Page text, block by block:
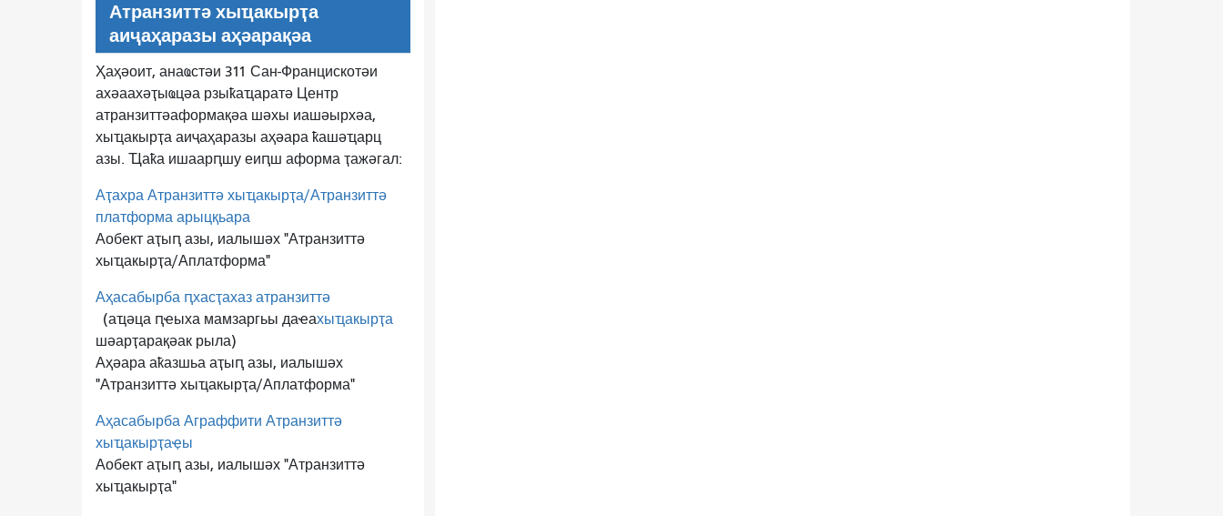
Атранзиттә хыҵакырҭа
аиҷаҳаразы аҳәарақәа
Ҳаҳәоит, анаҩстәи 311 Сан-Францискотәи
ахәаахәҭыҩцәа рзыҟаҵаратә Центр
аформақәа шәхы иашәырхәа,
атранзиттә
хыҵакырҭа аиҷаҳаразы аҳәара ҟашәҵарц
азы. Ҵаҟа ишаарԥшу еиԥш аформа ҭажәгал:
Аҭахра Атранзиттә хыҵакырҭа/Атранзиттә
платформа арыцқьара
Аобект аҭыԥ азы, иалышәх "Атранзиттә
хыҵакырҭа/Аплатформа"
Аҳасабырба ԥхасҭахаз атранзиттә
хыҵакырҭа
(аҵәца ԥҽыха мамзаргьы даҽа
шәарҭарақәак рыла)
Аҳәара аҟазшьа аҭыԥ азы, иалышәх
"Атранзиттә хыҵакырҭа/Аплатформа"
Аҳасабырба Аграффити Атранзиттә
хыҵакырҭаҿы
Аобект аҭыԥ азы, иалышәх "Атранзиттә
хыҵакырҭа"